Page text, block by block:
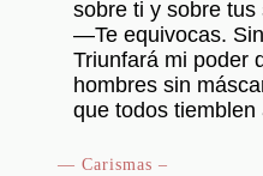
sobre ti y sobre tus
—Te equivocas.
Triunfará mi poder
hombres sin
que todos
— Carismas –